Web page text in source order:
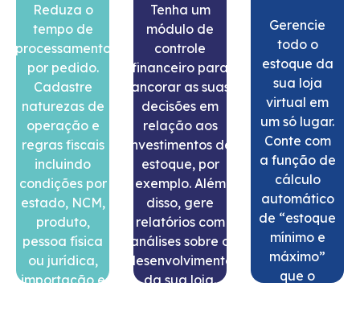
Tenha um
módulo de
controle
financeiro para
ancorar as suas
decisões em
relação aos
investimentos de
estoque, por
exemplo. Além
disso, gere
relatórios com
análises sobre o
desenvolvimento
da sua loja.
Gerencie
todo o
estoque da
sua loja
virtual em
um só lugar.
Conte com
a função de
cálculo
automático
de “estoque
mínimo e
máximo”
que o
Você não
precisa tomar
decisões sem
base em
dados. Com o
ERP Eccosys
você pode
emitir
relatórios
sobre vendas,
notas fiscais,
finanças,
suprimentos e
cadastros.